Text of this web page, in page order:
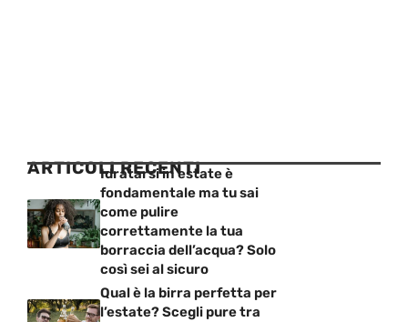
ARTICOLI RECENTI
Idratarsi in estate è
fondamentale ma tu sai
come pulire
correttamente la tua
borraccia dell’acqua? Solo
così sei al sicuro
Qual è la birra perfetta per
l’estate? Scegli pure tra